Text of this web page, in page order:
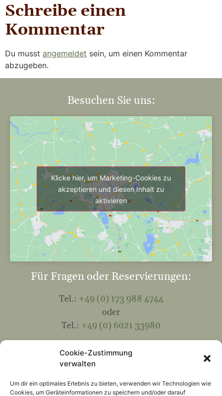
Cookie-Zustimmung
verwalten
Um dir ein optimales Erlebnis zu bieten, verwenden wir Technologien wie
Cookies, um Geräteinformationen zu speichern und/oder darauf
Schreibe einen
Kommentar
Du musst angemeldet sein, um einen Kommentar
abzugeben.
Besuchen Sie uns:
Klicke hier, um Marketing-Cookies zu
akzeptieren und diesen Inhalt zu
aktivieren
Für Fragen oder Reservierungen:
Tel.: +49 (0) 173 988 4744
oder
Tel.: +49 (0) 6021 33980
Kontakt